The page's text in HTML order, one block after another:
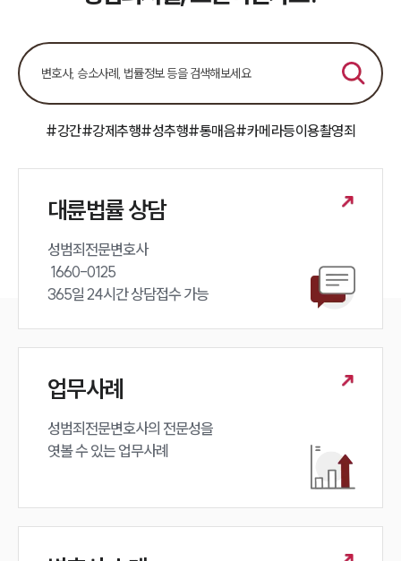
#강간#강제추행#성추행#통매음#카메라등이용촬영죄
대륜법률 상담
성범죄전문변호사
365일 24시간 상담접수 가능
업무사례
성범죄전문변호사의 전문성을
엿볼 수 있는 업무사례